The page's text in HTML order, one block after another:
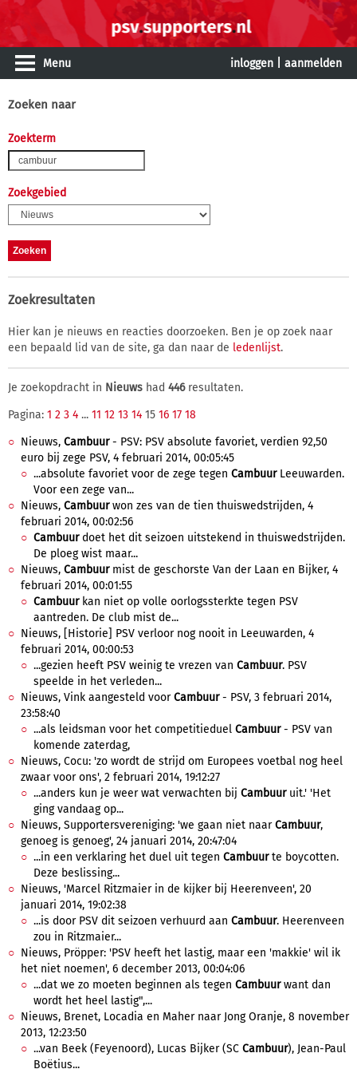
Menu inloggen aanmelden
Zoeken naar
Zoekterm
Zoekgebied
Zoekresultaten
Hier kan je nieuws en reacties doorzoeken. Ben je op zoek naar
een bepaald lid van de site, ga dan naar de ledenlijst.
Je zoekopdracht in Nieuws had 446resultaten.
Pagina: 1 2 3 4 ... 11 12 13 14 15 16 17 18
Nieuws, Cambuur- PSV: PSV absolute favoriet, verdien 92,50
euro bij zege PSV, 4 februari 2014, 00:05:45
...absolute favoriet voor de zege tegen CambuurLeeuwarden.
Voor een zege van...
Nieuws, Cambuurwon zes van de tien thuiswedstrijden, 4
februari 2014, 00:02:56
Cambuurdoet het dit seizoen uitstekend in thuiswedstrijden.
De ploeg wist maar...
Nieuws, Cambuurmist de geschorste Van der Laan en Bijker, 4
februari 2014, 00:01:55
Cambuurkan niet op volle oorlogssterkte tegen PSV
aantreden. De club mist de...
Nieuws, [Historie] PSV verloor nog nooit in Leeuwarden, 4
februari 2014, 00:00:53
...gezien heeft PSV weinig te vrezen van Cambuur. PSV
speelde in het verleden...
Nieuws, Vink aangesteld voorCambuur- PSV, 3 februari 2014,
23:58:40
...als leidsman voor het competitieduel Cambuur- PSV van
komende zaterdag,
Nieuws, Cocu: 'zo wordt de strijd om Europees voetbal nog heel
zwaar voor ons', 2 februari 2014, 19:12:27
...anders kun je weer wat verwachten bij Cambuuruit.' 'Het
ging vandaag op...
Nieuws, Supportersvereniging: 'we gaan niet naarCambuur,
genoeg is genoeg', 24 januari 2014, 20:47:04
...in een verklaring het duel uit tegen Cambuurte boycotten.
Deze beslissing...
Nieuws, 'Marcel Ritzmaier in de kijker bij Heerenveen', 20
januari 2014, 19:02:38
...is door PSV dit seizoen verhuurd aan Cambuur. Heerenveen
zou in Ritzmaier...
Nieuws, Pröpper: 'PSV heeft het lastig, maar een 'makkie' wil ik
het niet noemen', 6 december 2013, 00:04:06
...dat we zo moeten beginnen als tegen Cambuurwant dan
wordt het heel lastig",...
Nieuws, Brenet, Locadia en Maher naar Jong Oranje, 8 november
2013, 12:23:50
...van Beek (Feyenoord), Lucas Bijker (SC Cambuur), Jean-Paul
Boëtius...